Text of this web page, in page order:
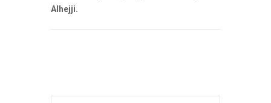
Alhejji.